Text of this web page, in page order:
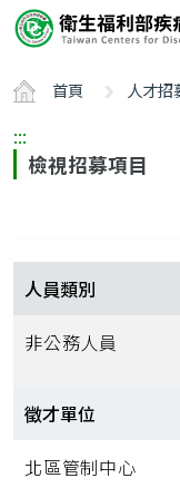
要
容
ALT+C
首頁 人才招
:::
檢視招募項目
人員類別
非公務人員
徵才單位
北區管制中心